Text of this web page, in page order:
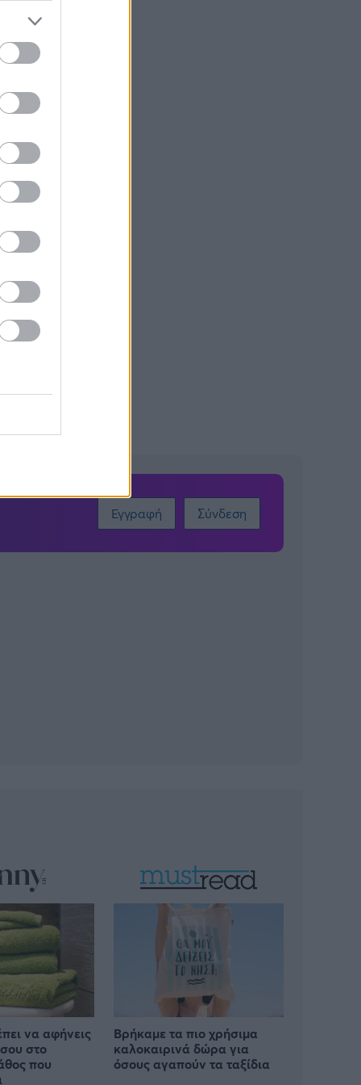
Εγγραφή Σύνδεση
να αφήνεις
στο
που
Βρήκαμε τα πιο χρήσιμα
καλοκαιρινά δώρα για
όσους αγαπούν τα ταξίδια